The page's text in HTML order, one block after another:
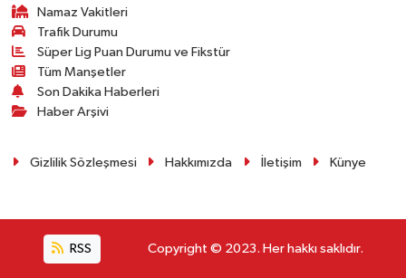
Namaz Vakitleri
Trafik Durumu
Süper Lig Puan Durumu ve Fikstür
Tüm Manşetler
Son Dakika Haberleri
Haber Arşivi
Gizlilik Sözleşmesi Hakkımızda İletişim Künye
RSS Copyright © 2023. Her hakkı saklıdır.